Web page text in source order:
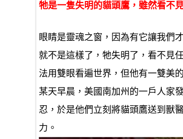
牠是一隻失明的貓頭鷹，雖然看不
眼睛是靈魂之窗，因為有它讓我們
就不是這樣了，牠失明了，看不見
法用雙眼看遍世界，但他有一雙美
某天早晨，美國南加州的一戶人家
忍，於是他們立刻將貓頭鷹送到獸
力。